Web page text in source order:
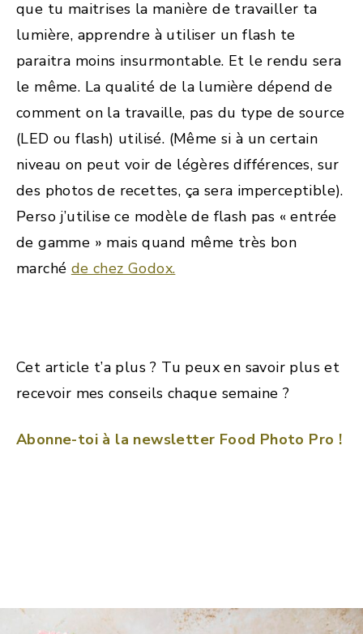
que tu maitrises la manière de travailler ta
lumière, apprendre à utiliser un flash te
paraitra moins insurmontable. Et le rendu sera
le même. La qualité de la lumière dépend de
comment on la travaille, pas du type de source
(LED ou flash) utilisé. (Même si à un certain
niveau on peut voir de légères différences, sur
des photos de recettes, ça sera imperceptible).
Perso j’utilise ce modèle de flash pas « entrée
de gamme » mais quand même très bon
marché de chez Godox.
Cet article t’a plus ? Tu peux en savoir plus et
recevoir mes conseils chaque semaine ?
Abonne-toi à la newsletter Food Photo Pro !